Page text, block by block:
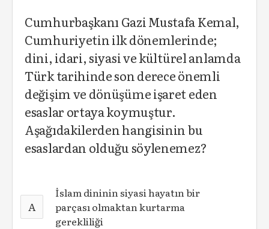
Cumhurbaşkanı Gazi Mustafa Kemal,
Cumhuriyetin ilk dönemlerinde;
dini, idari, siyasi ve kültürel anlamda
Türk tarihinde son derece önemli
değişim ve dönüşüme işaret eden
esaslar ortaya koymuştur.
Aşağıdakilerden hangisinin bu
esaslardan olduğu söylenemez?
A
İslam dininin siyasi hayatın bir
parçası olmaktan kurtarma
gerekliliği